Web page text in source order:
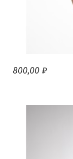
800,00 ₽